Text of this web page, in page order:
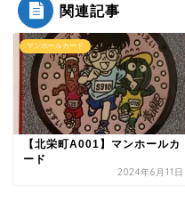
関連記事
マンホールカード
【北栄町A001】マンホールカ
ード
2024年6月11日